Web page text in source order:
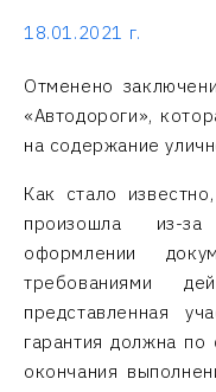
18.01.2021 г.
Отменено
«Автодороги»,
на содержание
Как стало
произошла из-
оформлении
требованиями
представленная
гарантия должна по
окончания